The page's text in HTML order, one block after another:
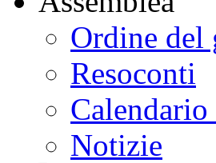
Ordine del
Resoconti
Notizie